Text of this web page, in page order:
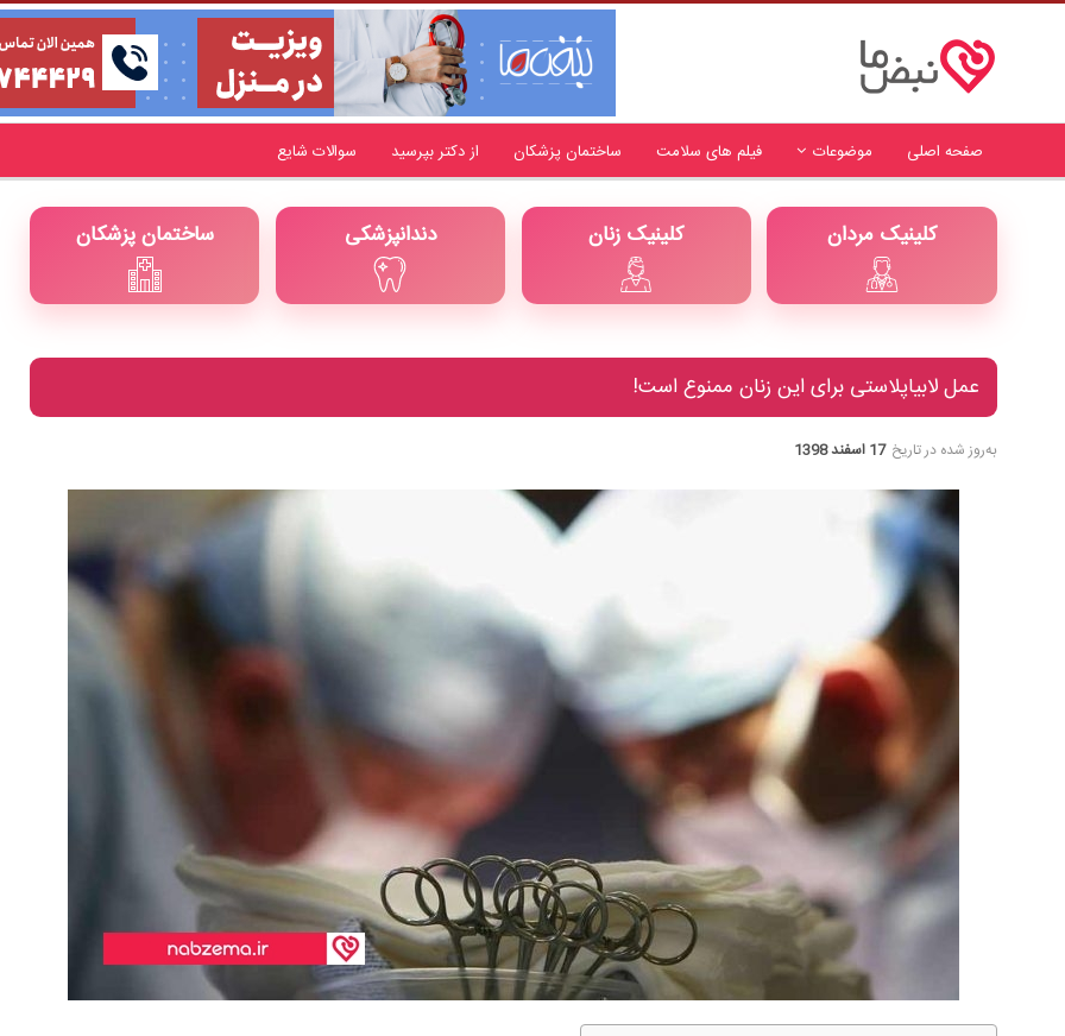
صفحه اصلی موضوعات فیلم های سلامت ساختمان پزشکان از دکتر بپرسید سوالات شایع
ساختمان پزشکان دندانپزشکی کلینیک زنان کلینیک مردان
عمل لابیاپلاستی برای این زنان ممنوع است!
به‌روز شده در تاریخ 17 اسفند 1398